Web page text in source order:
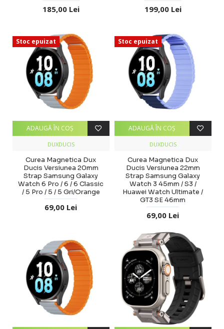
185,00 Lei 199,00 Lei
Stoc epuizat
DUXDUCIS
Curea Magnetica Dux
Ducis Versiunea 20mm
Strap Samsung Galaxy
Watch 6 Pro / 6 / 6 Classic
/ 5 Pro / 5 / 5 Gri/Orange
69,00 Lei
ADAUGĂ ÎN COŞ
Stoc epuizat
DUXDUCIS
Curea Magnetica Dux
Ducis Versiunea 22mm
Strap Samsung Galaxy
Watch 3 45mm / S3 /
Huawei Watch Ultimate /
GT3 SE 46mm
69,00 Lei
ADAUGĂ ÎN COŞ